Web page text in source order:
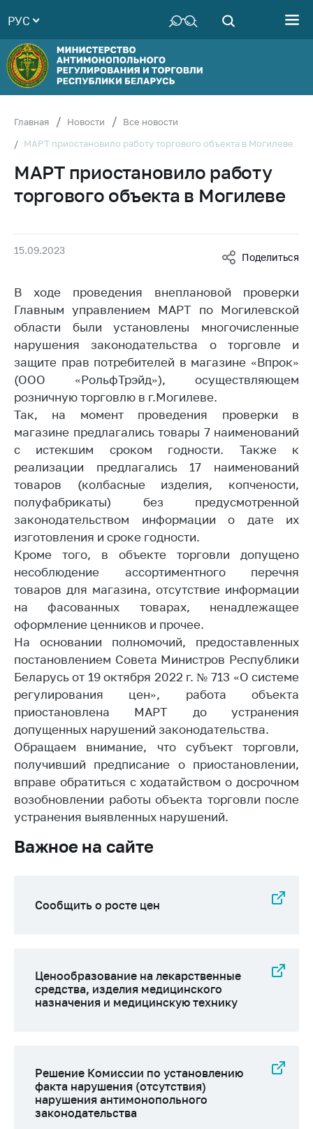
Руководство
Структура
Министерства
Территориальные
Антикоррупционная
деятельность
совет
Награждения
Белорусская
универсальная
товарная биржа
Общественная
жизнь
Идеологическая
работа
Официальные
геральдические
символы
5 лет МАРТ
Деятельность
Ценовая политика
Антимонопольное
регулирование и
конкуренция
Торговля и услуги
Регулирование и
контроль закупок
Защита прав
потребителей
Регулирование
рекламной
деятельности
Международное
сотрудничество
Применение мер
Биржевая торговля
Беларусь
Защита
персональных
Обратиться в МАРТ
Личный прием
РУС
Главная Новости
Все новости
МАРТ приостановило работу торгового объекта в Могилеве
МАРТ приостановило работу
торгового объекта в Могилеве
15.09.2023
Поделиться
В ходе проведения внеплановой проверки
Главным управлением МАРТ по Могилевской
области были установлены многочисленные
нарушения законодательства о торговле и
защите прав потребителей в магазине «Впрок»
(ООО «РольфТрэйд»), осуществляющем
розничную торговлю в г.Могилеве.
Так, на момент проведения проверки в
магазине предлагались товары 7 наименований
с истекшим сроком годности. Также к
реализации предлагались 17 наименований
товаров (колбасные изделия, копчености,
полуфабрикаты) без предусмотренной
законодательством информации о дате их
изготовления и сроке годности.
Кроме того, в объекте торговли допущено
несоблюдение ассортиментного перечня
товаров для магазина, отсутствие информации
на фасованных товарах, ненадлежащее
оформление ценников и прочее.
На основании полномочий, предоставленных
постановлением Совета Министров Республики
Беларусь от 19 октября 2022 г. № 713 «О системе
регулирования цен», работа объекта
приостановлена МАРТ до устранения
допущенных нарушений законодательства.
Обращаем внимание, что субъект торговли,
получивший предписание о приостановлении,
вправе обратиться с ходатайством о досрочном
возобновлении работы объекта торговли после
устранения выявленных нарушений.
Важное на сайте
Сообщить о росте цен
Ценообразование на лекарственные
средства, изделия медицинского
назначения и медицинскую технику
Решение Комиссии по установлению
факта нарушения (отсутствия)
нарушения антимонопольного
законодательства